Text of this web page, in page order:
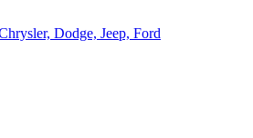
Dodge, Jeep, Ford